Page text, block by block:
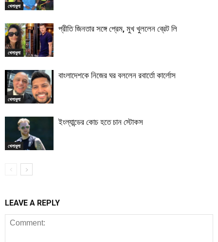
খেলাধুলা
খেলাধুলা
প্রীতি জিনতার সঙ্গে প্রেম, মুখ খুললেন ব্রেট লি
খেলাধুলা
বাংলাদেশকে নিজের ঘর বললেন রবার্তো কার্লোস
খেলাধুলা
ইংল্যান্ডের কোচ হতে চান স্টোকস
LEAVE A REPLY